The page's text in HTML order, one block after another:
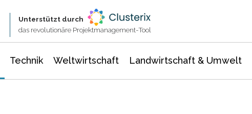
Unterstützt durch
das revolutionäre Projektmanagement-Tool
Technik Weltwirtschaft Landwirtschaft & Umwelt